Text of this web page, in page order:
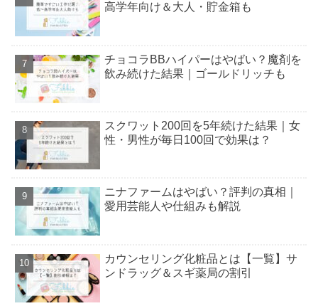
高学年向け＆大人・貯金箱も
チョコラBBハイパーはやばい？魔剤を
飲み続けた結果｜ゴールドリッチも
スクワット200回を5年続けた結果｜女
性・男性が毎日100回で効果は？
ニナファームはやばい？評判の真相｜
愛用芸能人や仕組みも解説
カウンセリング化粧品とは【一覧】サ
ンドラッグ＆スギ薬局の割引